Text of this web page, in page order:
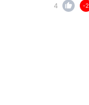
4
-2